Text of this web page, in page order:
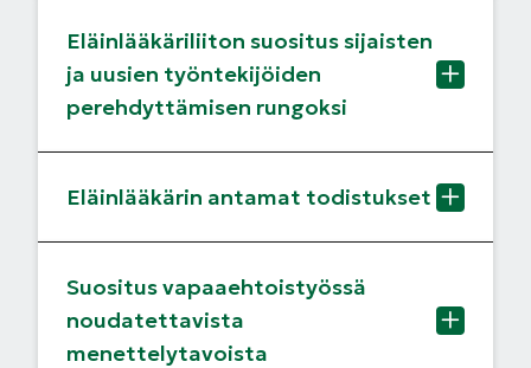
Eläinlääkäriliiton suositus sijaisten
ja uusien työntekijöiden
perehdyttämisen rungoksi
Eläinlääkärin antamat todistukset
Suositus vapaaehtoistyössä
noudatettavista
menettelytavoista